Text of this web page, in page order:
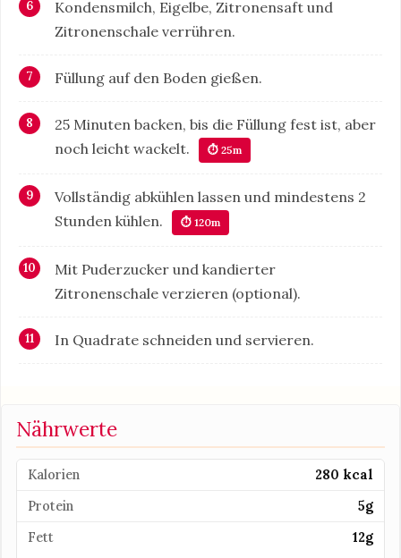
Kondensmilch, Eigelbe, Zitronensaft und
Zitronenschale verrühren.
Füllung auf den Boden gießen.
25 Minuten backen, bis die Füllung fest ist, aber
noch leicht wackelt.
⏱ 25m
Vollständig abkühlen lassen und mindestens 2
Stunden kühlen.
⏱ 120m
Mit Puderzucker und kandierter
Zitronenschale verzieren (optional).
In Quadrate schneiden und servieren.
Nährwerte
Kalorien
280 kcal
Protein
5g
Fett
12g